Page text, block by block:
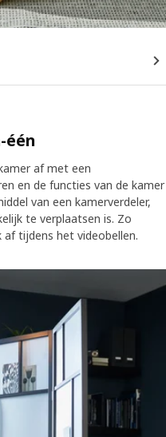
één
af met een
en de functies van de kamer
van een kamerverdeler,
te verplaatsen is. Zo
tijdens het videobellen.